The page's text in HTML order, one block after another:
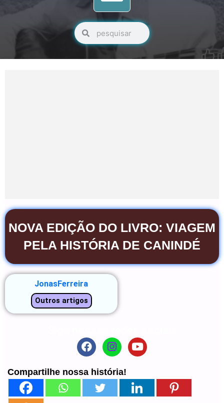
Pesquisar
NOVA EDIÇÃO DO LIVRO: VIAGEM
PELA HISTÓRIA DE CANINDÉ
JonasFerreira
Outros artigos
F
a
e
o
I
n
t
g
Y
o
u
b
Compartilhe nossa história!